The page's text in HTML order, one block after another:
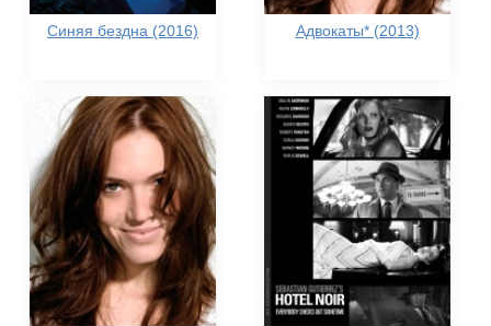
Синяя бездна (2016) Адвокаты* (2013)